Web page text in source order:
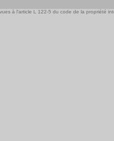
à l'article L 122-5 du code de la propriété